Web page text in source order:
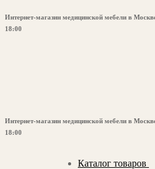
Перейти
к
Меню
Закрыть
Интернет-магазин медицинской мебели в
18:00
Интернет-магазин медицинской мебели в
18:00
Каталог товаров